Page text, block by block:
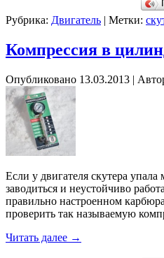
Рубрика: Двигатель | Метки:
Компрессия в
Опубликовано 13.03.2013 |
Если у двигателя скутера
заводиться и неустойчиво
правильно настроенном
проверить так называемую
Читать далее →